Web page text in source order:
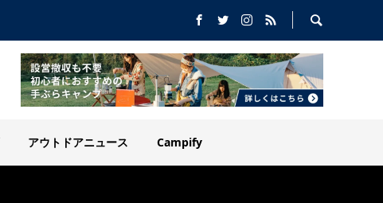
アウトドアニュース Campify